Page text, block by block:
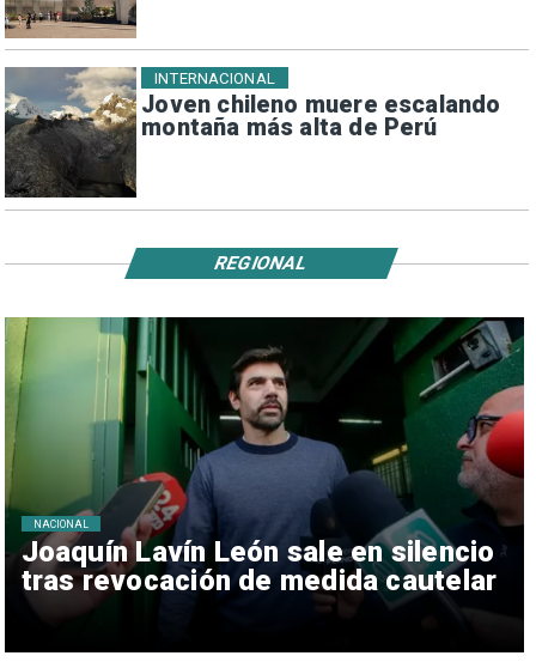
Joven chileno muere escalando
montaña más alta de Perú
INTERNACIONAL
Joaquín Lavín León sale en silencio
tras revocación de medida cautelar
NACIONAL
REGIONAL